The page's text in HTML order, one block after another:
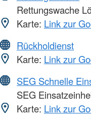
Rettungswache
Karte: Link zur
Rückholdienst
Karte: Link zur
SEG Schnelle
SEG
Karte: Link zur